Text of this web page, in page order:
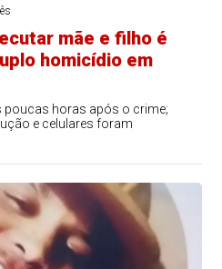
mãe e filho é
homicídio em
horas após o crime;
e celulares foram